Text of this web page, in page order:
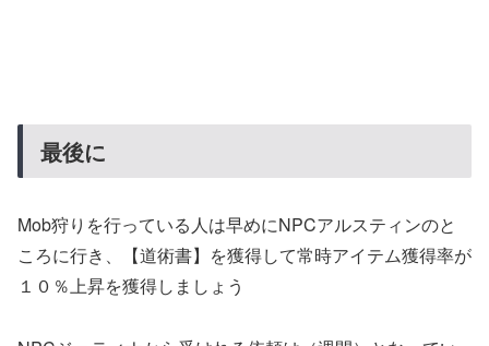
最後に
Mob狩りを行っている人は早めにNPCアルスティンのと
ころに行き、【道術書】を獲得して常時アイテム獲得率が
１０％上昇を獲得しましょう